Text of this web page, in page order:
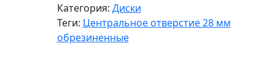
Категория: Диски
Теги: Центральное отверстие 28 мм
обрезиненные